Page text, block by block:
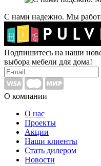
С нами надежно. Мы
Подпишитесь на наши
выбора мебели для дома!
О компании
О нас
Проекты
Акции
Наши клиенты
Стать дилером
Новости